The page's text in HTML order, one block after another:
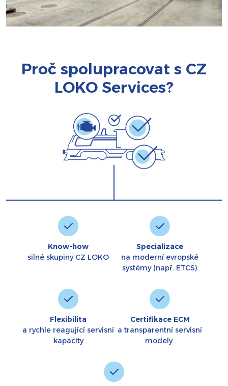
Proč spolupracovat s CZ
LOKO Services?
Know-how
silné skupiny CZ LOKO
Specializace
na moderní evropské
systémy (např. ETCS)
Flexibilita
a rychle reagující servisní
kapacity
Certifikace ECM
a transparentní servisní
modely